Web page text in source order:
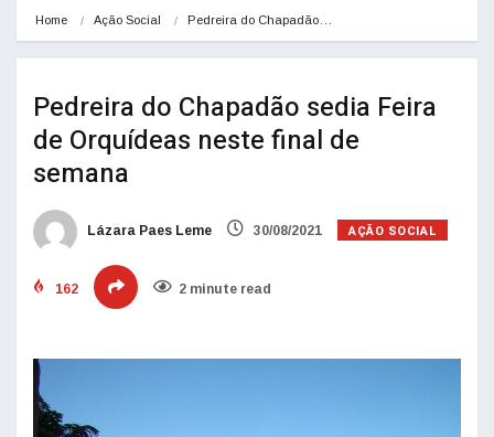
Home Ação Social Pedreira do Chapadão…
Pedreira do Chapadão sedia Feira
de Orquídeas neste final de
semana
Lázara Paes Leme 30/08/2021 AÇÃO SOCIAL
162 2 minute read